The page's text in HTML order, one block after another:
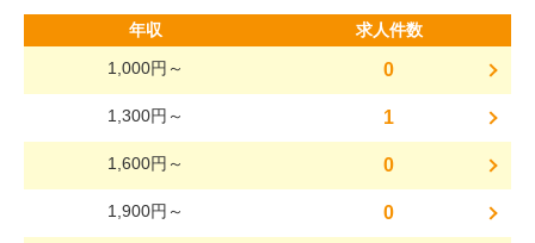
年収
求人件数
1,000円～
0
1,300円～ 1
1,600円～ 0
1,900円～ 0